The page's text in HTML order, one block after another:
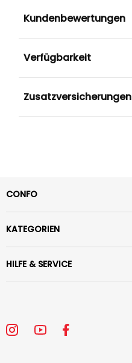
Kundenbewertungen
Verfügbarkeit
Zusatzversicherungen
CONFO
KATEGORIEN
HILFE & SERVICE